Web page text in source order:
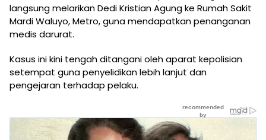
langsung melarikan Dedi Kristian Agung ke Rumah Sakit
Mardi Waluyo, Metro, guna mendapatkan penanganan
medis darurat.
Kasus ini kini tengah ditangani oleh aparat kepolisian
setempat guna penyelidikan lebih lanjut dan
pengejaran terhadap pelaku.